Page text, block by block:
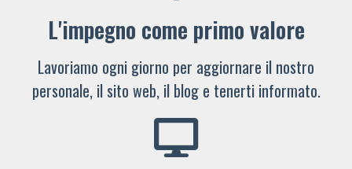
L'impegno come primo valore
Lavoriamo ogni giorno per aggiornare il nostro
personale, il sito web, il blog e tenerti informato.